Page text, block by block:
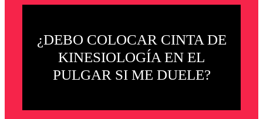
¿DEBO COLOCAR CINTA DE
KINESIOLOGÍA EN EL
PULGAR SI ME DUELE?